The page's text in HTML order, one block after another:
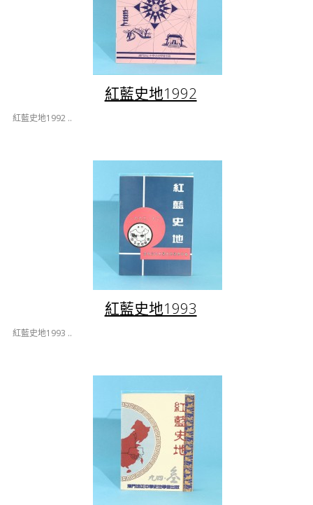
紅藍史地1992
紅藍史地1992 ..
紅藍史地1993
紅藍史地1993 ..